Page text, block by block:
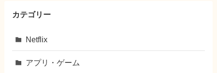
カテゴリー
Netflix
アプリ・ゲーム